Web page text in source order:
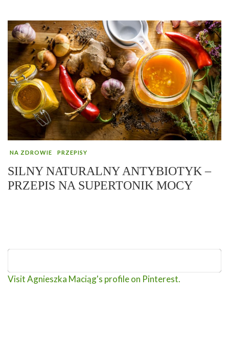
NA ZDROWIE PRZEPISY
SILNY NATURALNY ANTYBIOTYK –
PRZEPIS NA SUPERTONIK MOCY
Visit Agnieszka Maciąg's profile on Pinterest.